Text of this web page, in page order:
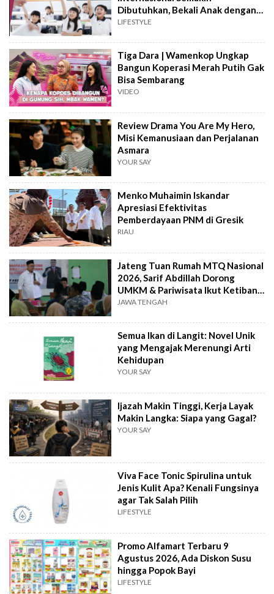
Dibutuhkan, Bekali Anak dengan
Keterampilan Masa Depan
LIFESTYLE
Tiga Dara | Wamenkop Ungkap
Bangun Koperasi Merah Putih Gak
Bisa Sembarang
VIDEO
Review Drama You Are My Hero,
Misi Kemanusiaan dan Perjalanan
Asmara
YOUR SAY
Menko Muhaimin Iskandar
Apresiasi Efektivitas
Pemberdayaan PNM di Gresik
RIAU
Jateng Tuan Rumah MTQ Nasional
2026, Sarif Abdillah Dorong
UMKM & Pariwisata Ikut Ketiban
Berkah
JAWA TENGAH
Semua Ikan di Langit: Novel Unik
yang Mengajak Merenungi Arti
Kehidupan
YOUR SAY
Ijazah Makin Tinggi, Kerja Layak
Makin Langka: Siapa yang Gagal?
YOUR SAY
Viva Face Tonic Spirulina untuk
Jenis Kulit Apa? Kenali Fungsinya
agar Tak Salah Pilih
LIFESTYLE
Promo Alfamart Terbaru 9
Agustus 2026, Ada Diskon Susu
hingga Popok Bayi
LIFESTYLE